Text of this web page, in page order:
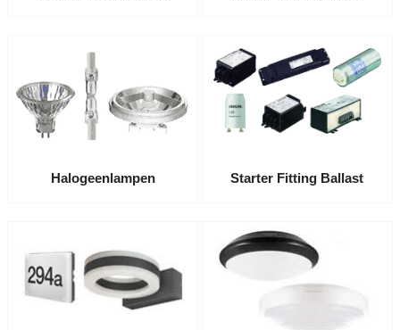
Halogeenlampen Starter Fitting Ballast